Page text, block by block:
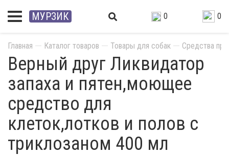
МУРЗИК 0 0
Главная Каталог товаров Товары для собак Средства
Верный друг Ликвидатор
запаха и пятен,моющее
средство для
клеток,лотков и полов с
триклозаном 400 мл